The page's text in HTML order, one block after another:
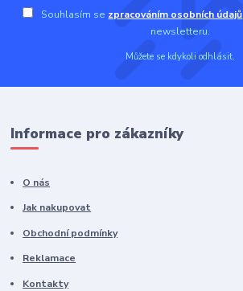
Souhlasím se zpracováním osobních údajů
newsletteru.
Můžete se kdykoli odhlásit.
Informace pro zákazníky
O nás
Jak nakupovat
Obchodní podmínky
Reklamace
Kontakty